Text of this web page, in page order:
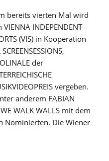
bereits vierten Mal wird
VIENNA INDEPENDENT
(VIS) in Kooperation
der
vergeben.
anderem FABIAN
WALK WALLS mit dem
Nominierten. Die Wiener